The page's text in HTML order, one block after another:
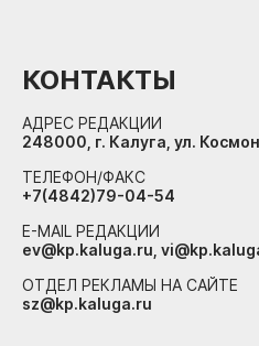
КОНТАКТЫ
АДРЕС РЕДАКЦИИ
248000, г. Калуга, ул.
ТЕЛЕФОН/ФАКС
+7(4842)79-04-54
E-MAIL РЕДАКЦИИ
ev@kp.kaluga.ru,
ОТДЕЛ РЕКЛАМЫ НА САЙТЕ
sz@kp.kaluga.ru